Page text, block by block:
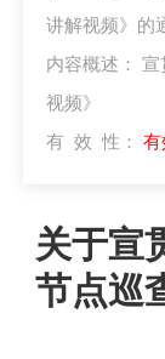
讲解视频》的
内容概述： 宣
视频》
有 效 性： 有
关于宣
节点巡